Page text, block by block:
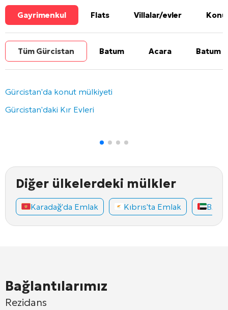
Gayrimenkul Flats Villalar/evler
Tüm Gürcistan Batum Acara Batum
Gürcistan'da konut mülkiyeti
Gürcistan'daki Kır Evleri
Diğer ülkelerdeki mülkler
Karadağ'da Emlak Kıbrıs'ta Emlak
Bağlantılarımız
Rezidans